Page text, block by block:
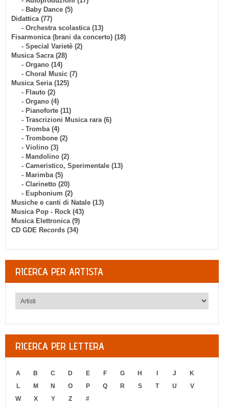
- Baby Dance (5)
Didattica (77)
- Orchestra scolastica (13)
Fisarmonica (brani da concerto) (18)
- Special Varietè (2)
Musica Sacra (28)
- Organo (14)
- Choral Music (7)
Musica Seria (125)
- Flauto (2)
- Organo (4)
- Pianoforte (11)
- Trascrizioni Musica rara (6)
- Tromba (4)
- Trombone (2)
- Violino (3)
- Mandolino (2)
- Cameristico, Sperimentale (13)
- Marimba (5)
- Clarinetto (20)
- Euphonium (2)
Musiche e canti di Natale (13)
Musica Pop - Rock (43)
Musica Elettronica (9)
CD GDE Records (34)
RICERCA PER ARTISTA
RICERCA PER LETTERA
A B C D E F G H J
K
L
M N O P Q R S T U
V
W
X Y Z #